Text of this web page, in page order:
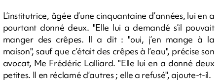
L’institutrice, âgée d’une cinquantaine d’années, lui en a
pourtant donné deux. "Elle lui a demandé s’il pouvait
manger des crêpes. Il a dit : "oui, j’en mange à la
maison", sauf que c’était des crêpes à l’eau", précise son
avocat, Me Frédéric Lalliard. "Elle lui en a donné deux
petites. Il en réclamé d’autres ; elle a refusé", ajoute-t-il.